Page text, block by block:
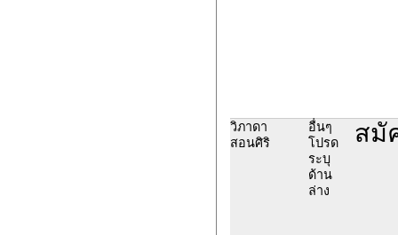
วิภาดา
สอนศิริ
อื่นๆ
โปรด
ระบุ
ด้าน
ล่าง
สมั